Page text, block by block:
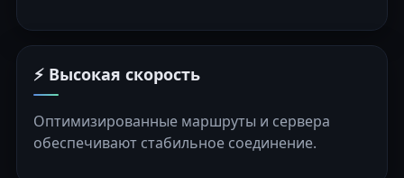
⚡ Высокая скорость
Оптимизированные маршруты и сервера
обеспечивают стабильное соединение.